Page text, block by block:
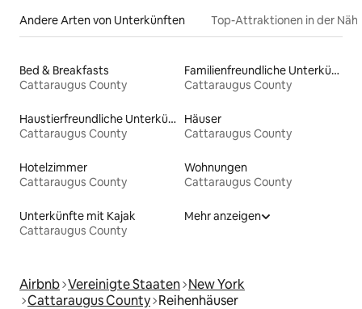
Andere Arten von Unterkünften Top-Attraktionen in der
Bed & Breakfasts
Cattaraugus County
Familienfreundliche Unterkünfte
Cattaraugus County
Haustierfreundliche Unterkünfte
Cattaraugus County
Häuser
Cattaraugus County
Hotelzimmer
Cattaraugus County
Wohnungen
Cattaraugus County
Unterkünfte mit Kajak
Cattaraugus County
Mehr anzeigen
Airbnb Vereinigte Staaten New York
Cattaraugus County Reihenhäuser